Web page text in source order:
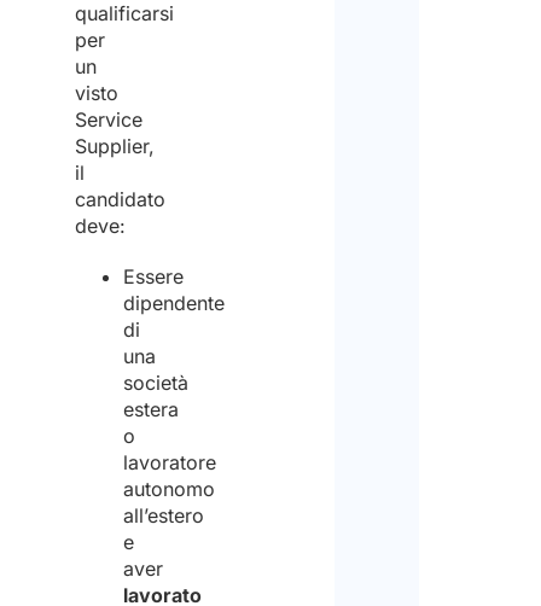
qualificarsi
per
un
visto
Service
Supplier,
il
candidato
deve:
Essere
dipendente
di
una
società
estera
o
lavoratore
autonomo
all’estero
e
aver
lavorato